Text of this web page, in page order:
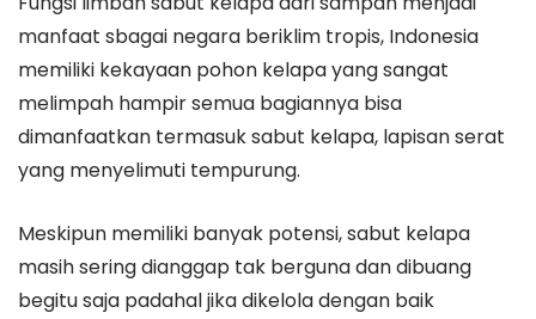
manfaat sbagai negara beriklim tropis, Indonesia
memiliki kekayaan pohon kelapa yang sangat
melimpah hampir semua bagiannya bisa
dimanfaatkan termasuk sabut kelapa, lapisan serat
yang menyelimuti tempurung.
Meskipun memiliki banyak potensi, sabut kelapa
masih sering dianggap tak berguna dan dibuang
begitu saja padahal jika dikelola dengan baik